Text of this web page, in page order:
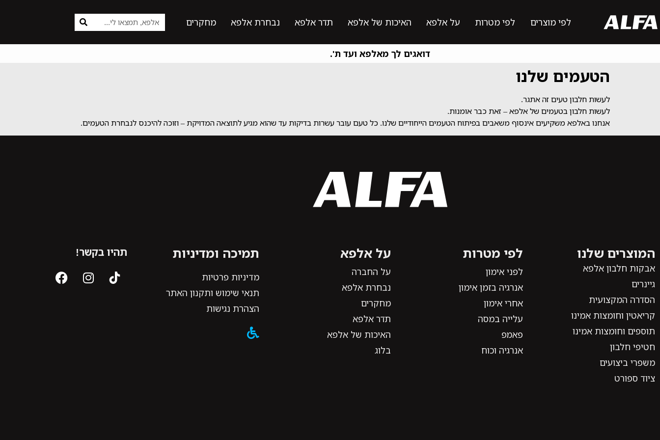
לפי מוצרים לפי מטרות על אלפא האיכות של אלפא תדר אלפא נבחרת אלפא מחקרים
דואגים לך מאלפא ועד ת'.
הטעמים שלנו
לעשות חלבון טעים זה אתגר.
לעשות חלבון בטעמים של אלפא – זאת כבר אומנות.
אנחנו באלפא משקיעים אינסוף משאבים בפיתוח הטעמים הייחודיים שלנו. כל טעם עובר עשרות בדיקות עד שהוא מגיע לתוצאה המדויקת – וזוכה להיכנס לנבחרת הטעמים.
המוצרים שלנו
אבקות חלבון אלפא
גיינרים
הסדרה המקצועית
קריאטין וחומצות אמינו
תוספים וחומצות אמינו
חטיפי חלבון
משפרי ביצועים
ציוד ספורט
לפי מטרות
לפני אימון
אנרגיה בזמן אימון
אחרי אימון
עלייה במסה
פאמפ
אנרגיה וכוח
על אלפא
על החברה
נבחרת אלפא
מחקרים
תדר אלפא
האיכות של אלפא
בלוג
תמיכה ומדיניות
מדיניות פרטיות
תנאי שימוש ותקנון האתר
הצהרת נגישות
תהיו בקשר!